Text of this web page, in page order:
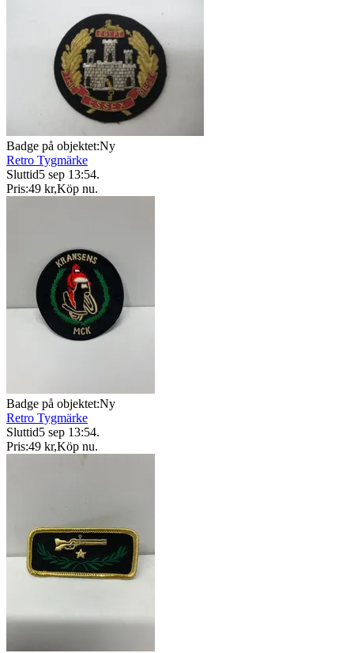
Badge på objektet:Ny
Retro Tygmärke
Sluttid5 sep 13:54.
Pris:49 kr,Köp nu.
Badge på objektet:Ny
Retro Tygmärke
Sluttid5 sep 13:54.
Pris:49 kr,Köp nu.